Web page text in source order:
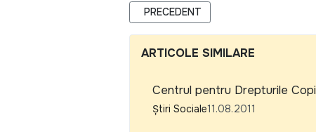
ARTICOL PRECEDENT: MULŢUMIRI,
PRECEDENT
ARTICOLE SIMILARE
Centrul pentru Drepturile
Știri Sociale11.08.2011